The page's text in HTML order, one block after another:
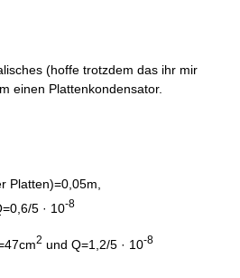
(hoffe trotzdem das ihr mir
einen Plattenkondensator.
Platten)=0,05m,
5 · 10-8
2 und Q=1,2/5 · 10-8